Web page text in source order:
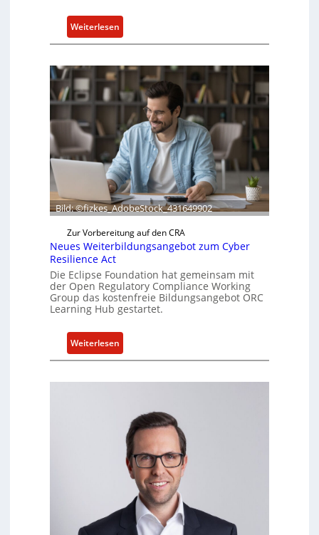
Weiterlesen:
B
x
i
f
e
r
t
a
k
u
e
l
e
Z
h
l
n
Bild: ©fizkes_AdobeStock_431649902
Zur Vorbereitung auf den CRA
Neues Weiterbildungsangebot zum Cyber
Resilience Act
Die Eclipse Foundation hat gemeinsam mit
der Open Regulatory Compliance Working
Group das kostenfreie Bildungsangebot ORC
Learning Hub gestartet.
Weiterlesen:
N
W
r